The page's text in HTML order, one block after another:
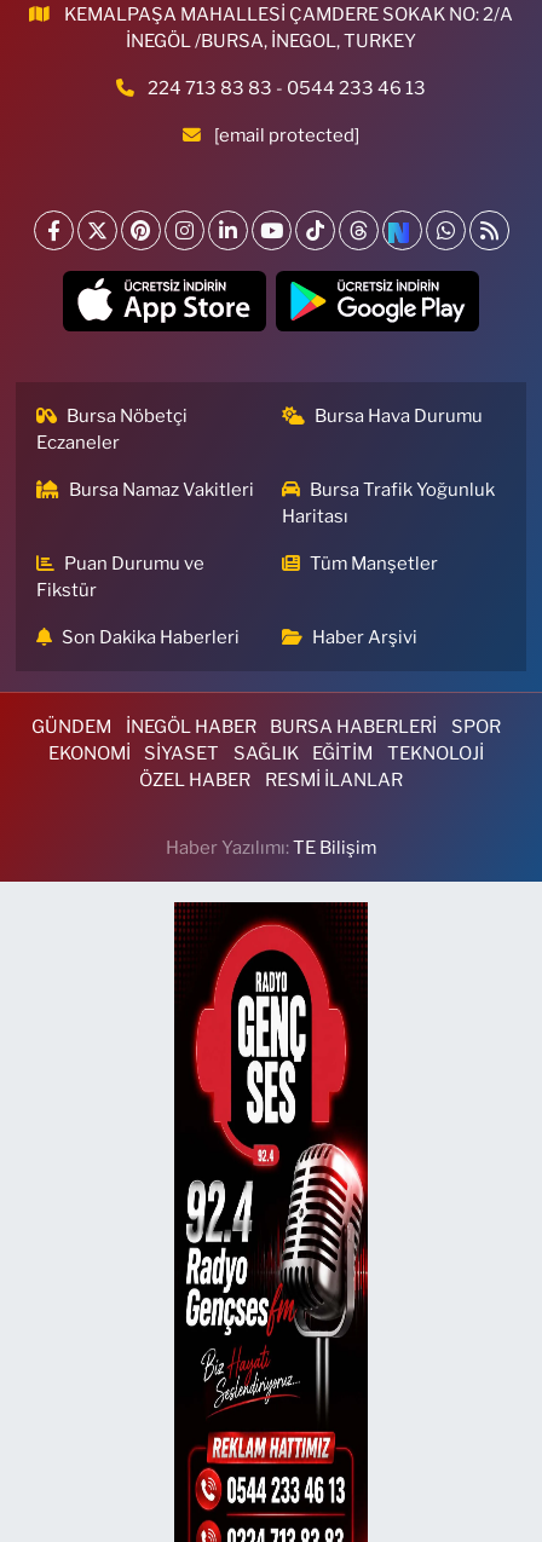
KEMALPAŞA MAHALLESİ ÇAMDERE SOKAK NO: 2/A
İNEGÖL /BURSA, İNEGOL, TURKEY
224 713 83 83 - 0544 233 46 13
[email protected]
Bursa Nöbetçi
Eczaneler
Bursa Hava Durumu
Bursa Namaz Vakitleri
Bursa Trafik Yoğunluk
Haritası
Puan Durumu ve
Fikstür
Tüm Manşetler
Son Dakika Haberleri Haber Arşivi
GÜNDEM İNEGÖL HABER BURSA HABERLERİ
SPOR
EKONOMİ
SİYASET SAĞLIK EĞİTİM
TEKNOLOJİ
ÖZEL HABER
RESMİ İLANLAR
Haber Yazılımı:TE Bilişim